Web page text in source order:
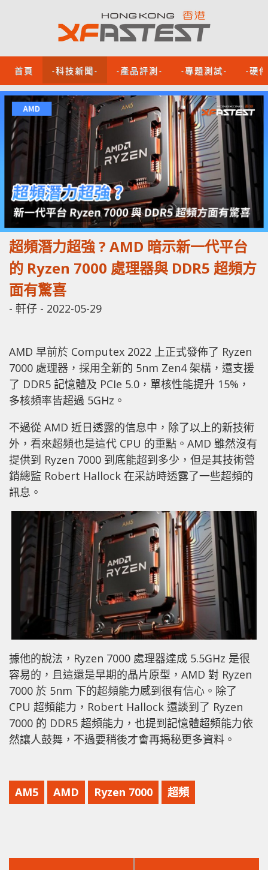
首頁 -科技新聞- -產品評測- -專題測試- -硬
超頻潛力超強 ? AMD 暗示新一代平台
的 Ryzen 7000 處理器與 DDR5 超頻方
面有驚喜
- 軒仔 - 2022-05-29
AMD 早前於 Computex 2022 上正式發佈了 Ryzen
7000 處理器，採用全新的 5nm Zen4 架構，還支援
了 DDR5 記憶體及 PCIe 5.0，單核性能提升 15%，
多核頻率皆超過 5GHz。
不過從 AMD 近日透露的信息中，除了以上的新技術
外，看來超頻也是這代 CPU 的重點。AMD 雖然沒有
提供到 Ryzen 7000 到底能超到多少，但是其技術營
銷總監 Robert Hallock 在采訪時透露了一些超頻的
訊息。
據他的說法，Ryzen 7000 處理器達成 5.5GHz 是很
容易的，且這還是早期的晶片原型，AMD 對 Ryzen
7000 於 5nm 下的超頻能力感到很有信心。除了
CPU 超頻能力，Robert Hallock 還談到了 Ryzen
7000 的 DDR5 超頻能力，也提到記憶體超頻能力依
然讓人鼓舞，不過要稍後才會再揭秘更多資料。
AM5 AMD Ryzen 7000 超頻